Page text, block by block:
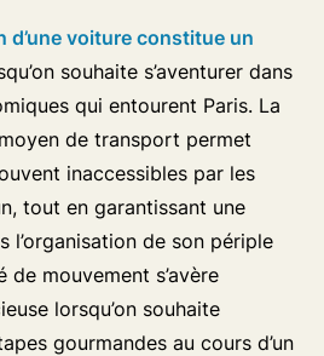
d’une voiture constitue un
souhaite s’aventurer dans
qui entourent Paris. La
de transport permet
inaccessibles par les
tout en garantissant une
l’organisation de son périple
mouvement s’avère
lorsqu’on souhaite
gourmandes au cours d’un